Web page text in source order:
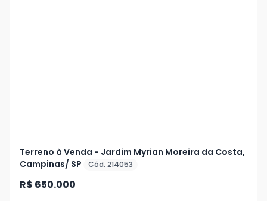
Terreno à Venda - Jardim Myrian Moreira da Costa,
Campinas/ SP
Cód. 214053
R$ 650.000